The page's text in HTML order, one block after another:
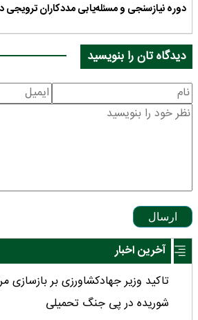
دوره نیازسنجی و مسئله‌یابی مددکاران ترویجی
دیدگاه تان را بنویسید
ارسال
آخرین اخبار
تاکید وزیر جهادکشاورزی بر بازسازی
شوریده در پی جنگ تحمیلی